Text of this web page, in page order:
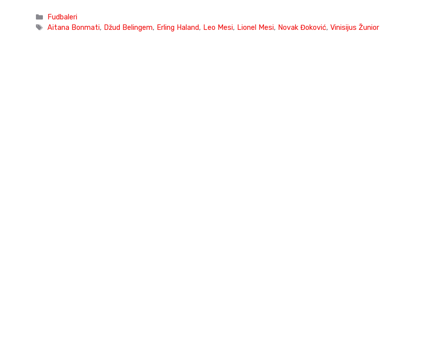
Categories
Fudbaleri
Tags
Aitana Bonmati, Džud Belingem, Erling Haland, Leo Mesi, Lionel Mesi, Novak Đoković,Vinisijus Žunior